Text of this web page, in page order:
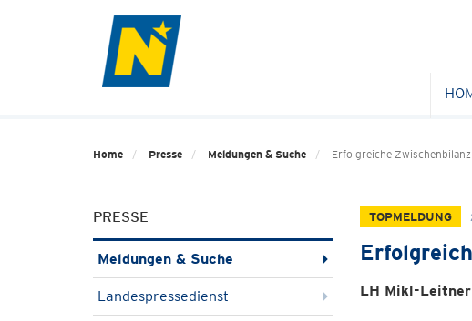
Home Presse Meldungen & Suche Erfolgreiche
PRESSE
Meldungen & Suche
Landespressedienst
TOPMELDUNG
LH Mikl-